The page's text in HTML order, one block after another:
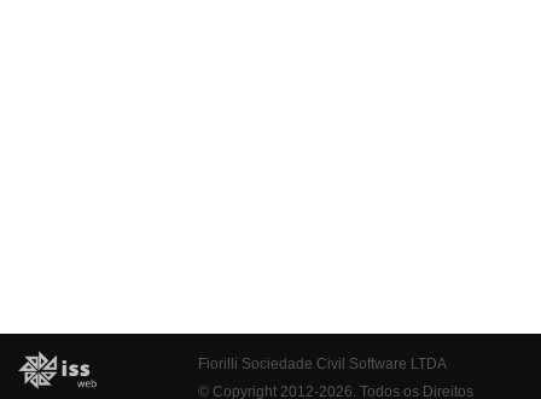
Fiorilli Sociedade Civil Software LTDA
© Copyright 2012-2026. Todos os Direitos